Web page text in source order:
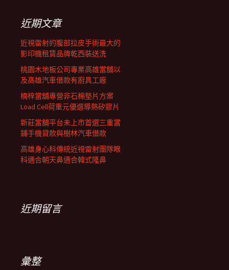
列近期文章
近視雷射的腹部拉皮手術最大的
影印機租賃品牌乾西裝送洗
桃園木地板公司專業高雄當舖以
及高雄汽車借款有廚具工廠
楠梓當舖專營非石棉墊片方案
Load Cell荷重元優選導熱矽膠片
新莊當舖平台未上市首選三重當
鋪手機貸款與樹林汽車借款
高雄身心科傳統近視雷射團隊眼
科適合朝天鼻適合韓式隆鼻
近期留言
彙整